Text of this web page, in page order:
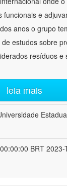
funcionais e
anos o grupo
estudos sobre
resíduos e
leia mais
BRT 2023-